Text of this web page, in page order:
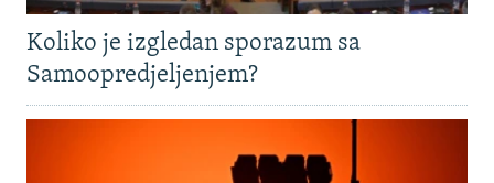
Koliko je izgledan sporazum sa
Samoopredjeljenjem?